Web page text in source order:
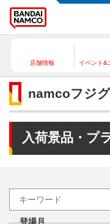
店舗情報 イベント&
namcoフジ
入荷景品・プ
登場月